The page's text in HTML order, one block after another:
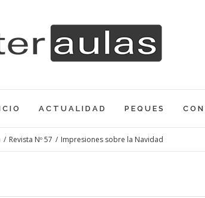
ACTUALIDAD PEQUES
/ Revista Nº 57 / Impresiones sobre la Navidad